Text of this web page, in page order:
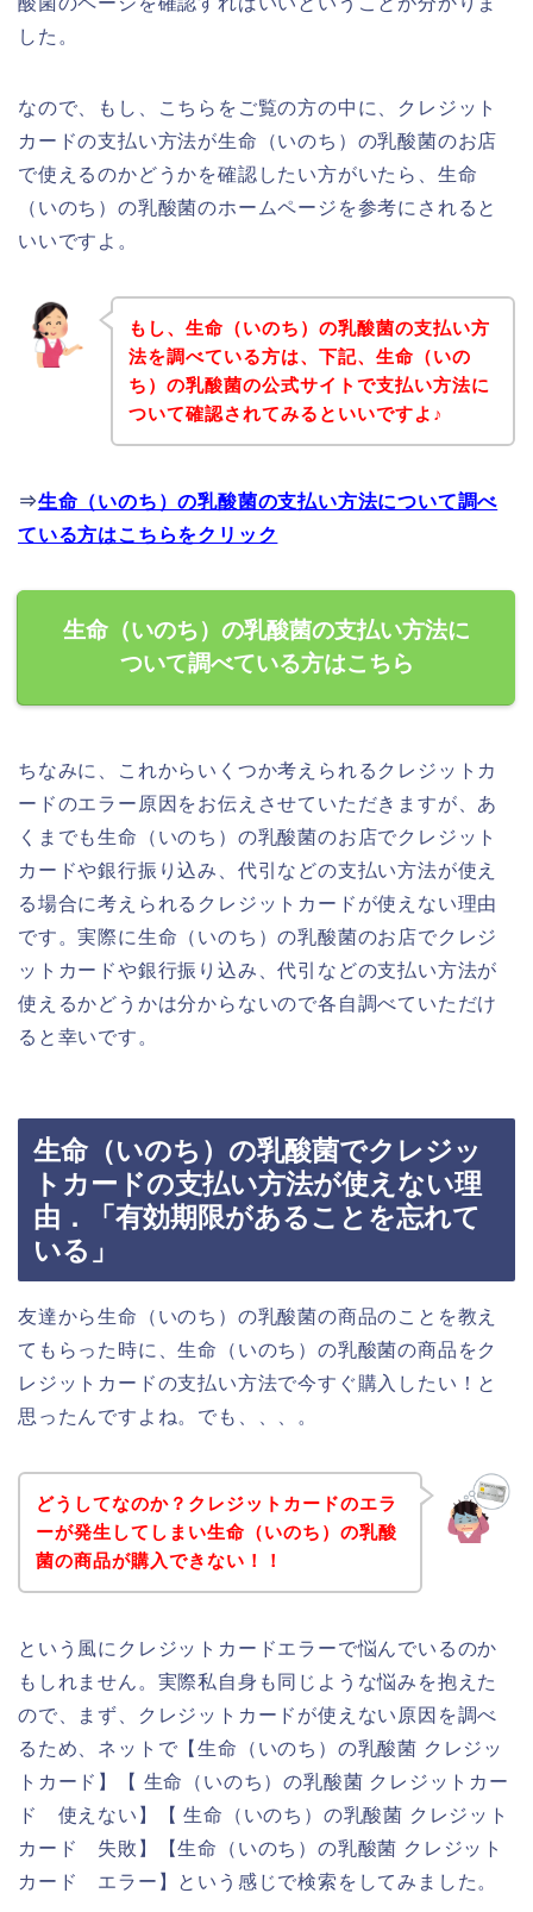
した。
なので、もし、こちらをご覧の方の中に、クレジット
カードの支払い方法が生命（いのち）の乳酸菌のお店
で使えるのかどうかを確認したい方がいたら、生命
（いのち）の乳酸菌のホームページを参考にされると
いいですよ。
もし、生命（いのち）の乳酸菌の支払い方
法を調べている方は、下記、生命（いの
ち）の乳酸菌の公式サイトで支払い方法に
ついて確認されてみるといいですよ♪
⇒生命（いのち）の乳酸菌の支払い方法について調べ
ている方はこちらをクリック
生命（いのち）の乳酸菌の支払い方法に
ついて調べている方はこちら
ちなみに、これからいくつか考えられるクレジットカ
ードのエラー原因をお伝えさせていただきますが、あ
くまでも生命（いのち）の乳酸菌のお店でクレジット
カードや銀行振り込み、代引などの支払い方法が使え
る場合に考えられるクレジットカードが使えない理由
です。実際に生命（いのち）の乳酸菌のお店でクレジ
ットカードや銀行振り込み、代引などの支払い方法が
使えるかどうかは分からないので各自調べていただけ
ると幸いです。
生命（いのち）の乳酸菌でクレジッ
トカードの支払い方法が使えない理
由．「有効期限があることを忘れて
いる」
友達から生命（いのち）の乳酸菌の商品のことを教え
てもらった時に、生命（いのち）の乳酸菌の商品をク
レジットカードの支払い方法で今すぐ購入したい！と
思ったんですよね。でも、、、。
どうしてなのか？クレジットカードのエラ
ーが発生してしまい生命（いのち）の乳酸
菌の商品が購入できない！！
という風にクレジットカードエラーで悩んでいるのか
もしれません。実際私自身も同じような悩みを抱えた
ので、まず、クレジットカードが使えない原因を調べ
るため、ネットで【生命（いのち）の乳酸菌 クレジッ
トカード】【 生命（いのち）の乳酸菌 クレジットカー
ド 使えない】【 生命（いのち）の乳酸菌 クレジット
カード 失敗】【生命（いのち）の乳酸菌 クレジット
カード エラー】という感じで検索をしてみました。